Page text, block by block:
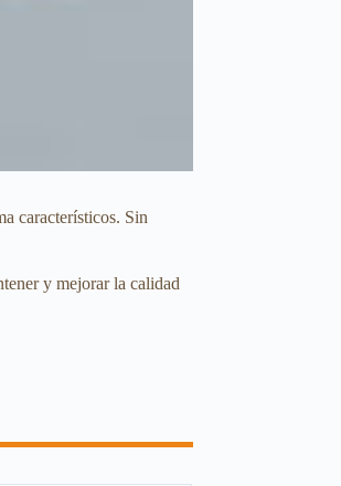
característicos. Sin
y mejorar la calidad